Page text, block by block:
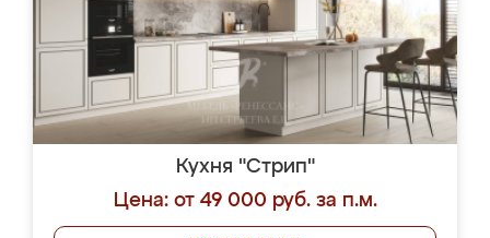
Кухня "Стрип"
Цена: от 49 000 руб. за п.м.